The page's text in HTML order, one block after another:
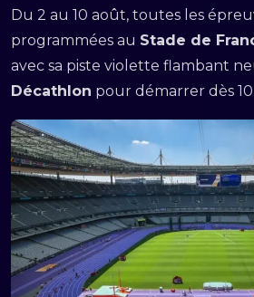
Du 2 au 10 août, toutes les
programmées au Stade de
avec sa piste violette flambant
Décathlon pour démarrer dès